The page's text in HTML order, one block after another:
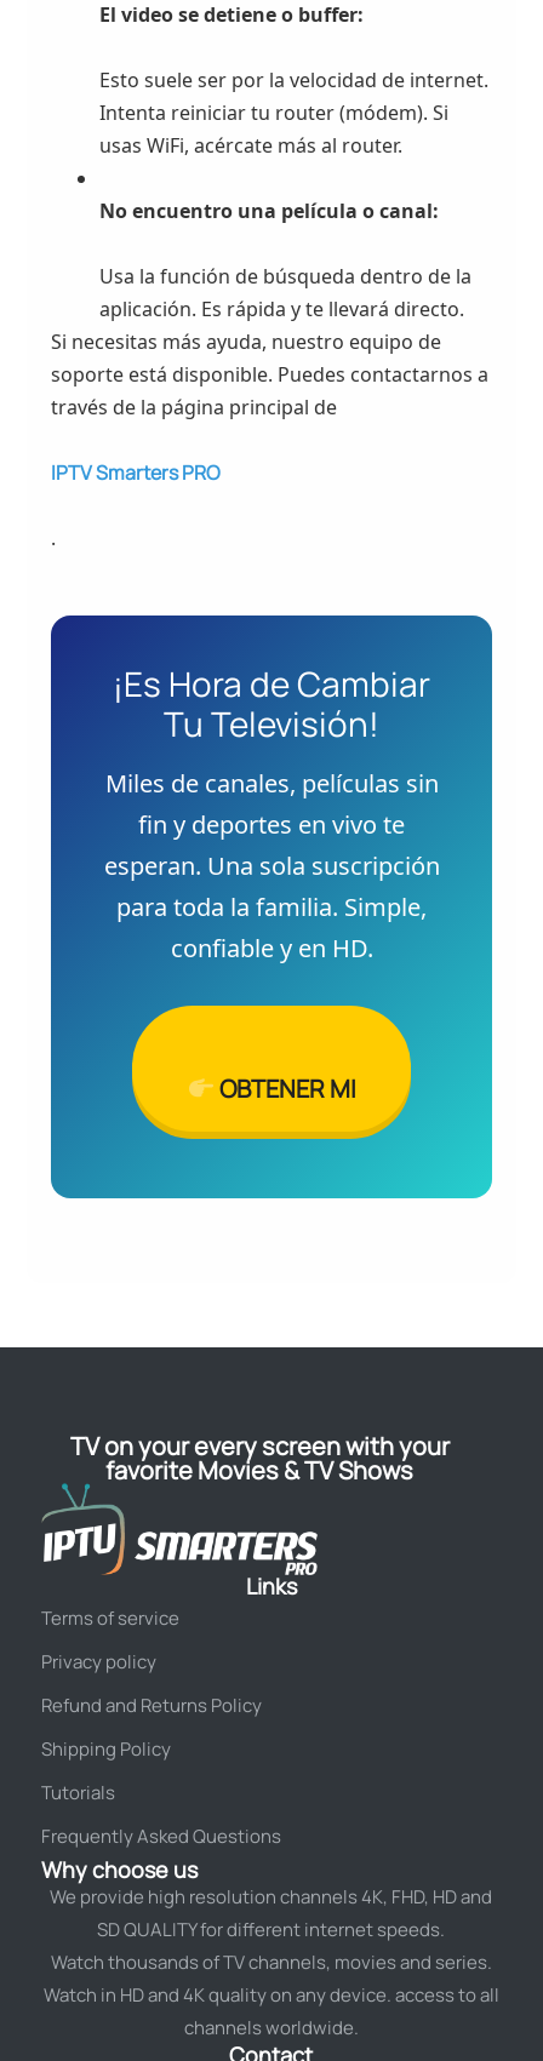
El video se detiene o buffer:
Esto suele ser por la velocidad de internet.
Intenta reiniciar tu router (módem). Si
usas WiFi, acércate más al router.
No encuentro una película o canal:
Usa la función de búsqueda dentro de la
aplicación. Es rápida y te llevará directo.
Si necesitas más ayuda, nuestro equipo de
soporte está disponible. Puedes contactarnos a
través de la página principal de
IPTV Smarters PRO
.
¡Es Hora de Cambiar
Tu Televisión!
Miles de canales, películas sin
fin y deportes en vivo te
esperan. Una sola suscripción
para toda la familia. Simple,
confiable y en HD.
OBTENER MI
TV on your every screen with your
favorite Movies & TV Shows
Links
Terms of service
Privacy policy
Refund and Returns Policy
Shipping Policy
Tutorials
Frequently Asked Questions
Why choose us
We provide high resolution channels 4K, FHD, HD and
SD QUALITY for different internet speeds.
Watch thousands of TV channels, movies and series.
Watch in HD and 4K quality on any device. access to all
channels worldwide.
Contact